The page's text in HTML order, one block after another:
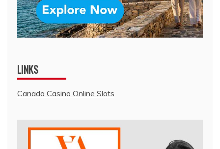
LINKS
Canada Casino Online Slots